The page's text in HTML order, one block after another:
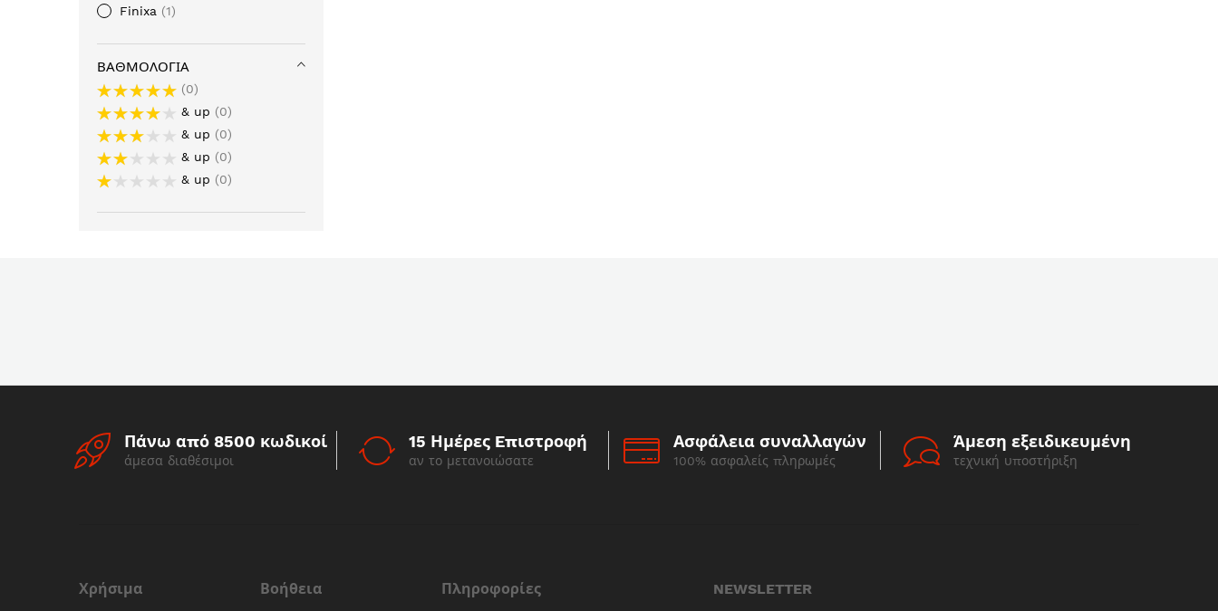
Finixa 1
ΒΑΘΜΟΛΟΓΊΑ
0
& up
0
& up
0
& up
0
& up
0
Πάνω από 8500 κωδικοί
άμεσα διαθέσιμοι
15 Ημέρες Eπιστροφή
αν το μετανοιώσατε
Ασφάλεια συναλλαγών
100% ασφαλείς πληρωμές
Άμεση εξειδικευμένη
τεχνική υποστήριξη
Χρήσιμα Βοήθεια Πληροφορίες NEWSLETTER